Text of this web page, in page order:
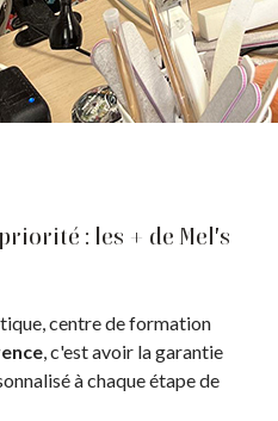
: les + de Mel's
centre de formation
, c'est avoir la garantie
à chaque étape de